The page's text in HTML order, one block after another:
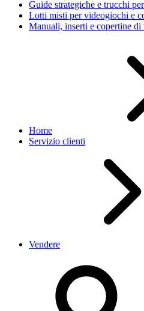
Guide strategiche e trucchi
Lotti misti per videogiochi e
Manuali, inserti e copertine
Home
Servizio clienti
Vendere